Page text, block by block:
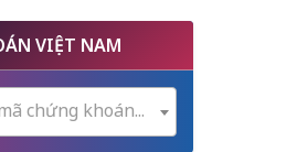
VIỆT NAM
chứng khoán...